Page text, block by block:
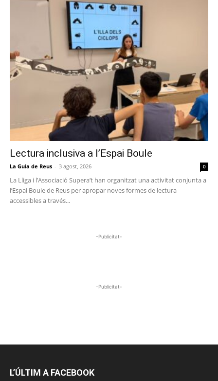
Lectura inclusiva a l’Espai Boule
La Guia de Reus - 3 agost, 2026 0
La Lliga i l’Associació Supera’t han organitzat una activitat conjunta a
l’Espai Boule de Reus per apropar noves formes de lectura
accessibles a través...
-Publicitat-
-Publicitat-
L’ÚLTIM A FACEBOOK